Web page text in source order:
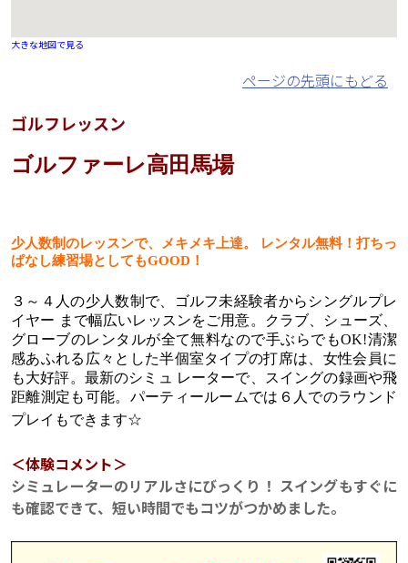
大きな地図で見る
ページの先頭にもどる
ゴルフレッスン
ゴルファーレ高田馬場
少人数制のレッスンで、メキメキ上達。 レンタル無料！打ちっ
ぱなし練習場としてもGOOD！
３～４人の少人数制で、ゴルフ未経験者からシングルプレ
イヤー まで幅広いレッスンをご用意。クラブ、シューズ、
グローブのレンタルが全て無料なので手ぶらでもOK!清潔
感あふれる広々とした半個室タイプの打席は、女性会員に
も大好評。最新のシミュ レーターで、スイングの録画や飛
距離測定も可能。パーティールームでは６人でのラウンド
プレイもできます☆
＜体験コメント＞
シミュレーターのリアルさにびっくり！ スイングもすぐに
も確認できて、短い時間でもコツがつかめました。